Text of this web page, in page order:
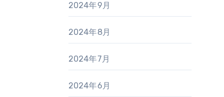
2024年9月
2024年8月
2024年7月
2024年6月